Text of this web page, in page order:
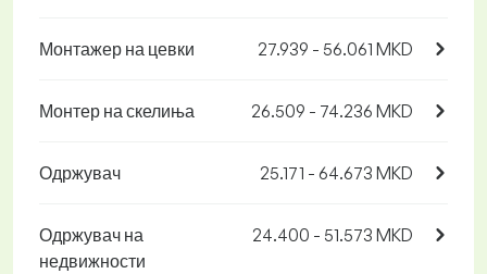
Монтажер на цевки 27.939 - 56.061 MKD
Монтер на скелиња 26.509 - 74.236 MKD
Одржувач 25.171 - 64.673 MKD
Одржувач на
недвижности
24.400 - 51.573 MKD